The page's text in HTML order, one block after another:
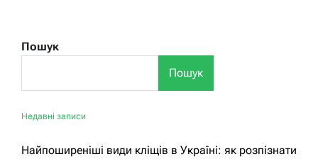
Пошук
Пошук
Недавні записи
Найпоширеніші види кліщів в Україні: як розпізнати